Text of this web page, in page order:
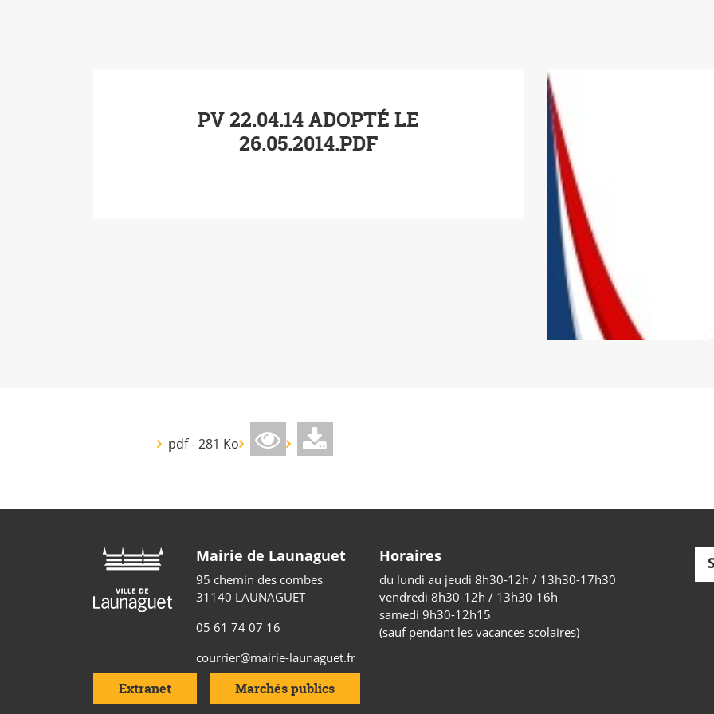
PV 22.04.14 ADOPTÉ LE
26.05.2014.PDF
pdf - 281 Ko
Mairie de Launaguet
95 chemin des combes
31140 LAUNAGUET
05 61 74 07 16
courrier@mairie-launaguet.fr
Horaires
du lundi au jeudi 8h30-12h / 13h30-17h30
vendredi 8h30-12h / 13h30-16h
samedi 9h30-12h15
(sauf pendant les vacances scolaires)
Extranet Marchés publics